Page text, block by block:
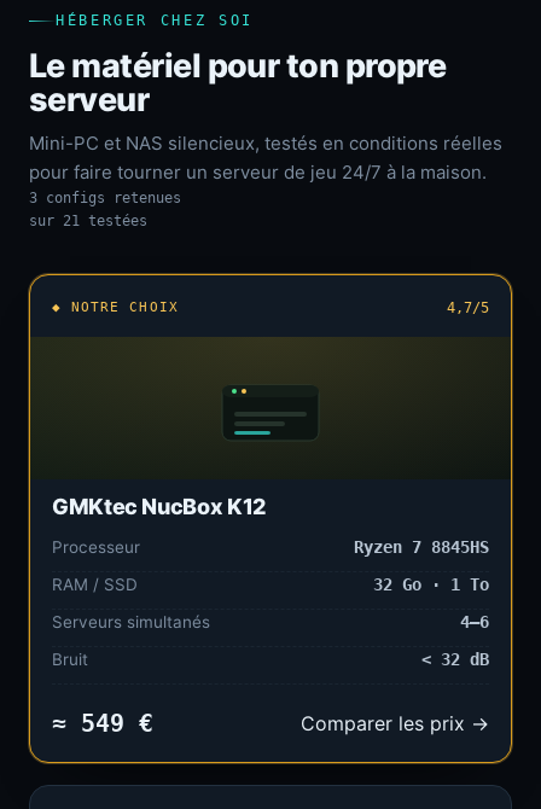
HÉBERGER CHEZ SOI
Le matériel pour ton propre
serveur
Mini-PC et NAS silencieux, testés en conditions réelles
pour faire tourner un serveur de jeu 24/7 à la maison.
3 configs retenues
sur 21 testées
◆ NOTRE CHOIX 4,7/5
GMKtec NucBox K12
Processeur
Ryzen 7 8845HS
RAM / SSD
32 Go · 1 To
Serveurs simultanés
4–6
Bruit
< 32 dB
≈ 549 € Comparer les prix →